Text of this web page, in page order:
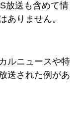
放送も含めて情
ありません。
ルニュースや特
送された例があ